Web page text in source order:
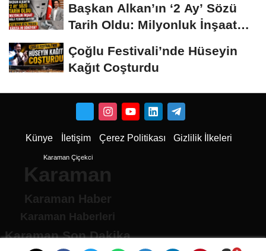
Başkan Alkan’ın ‘2 Ay’ Sözü
Tarih Oldu: Milyonluk İnşaat
Çoğlu Festivali’nde Hüseyin
Kağıt Coşturdu
Künye İletişim Çerez Politikası Gizlilik İlkeleri
Karaman Çiçekci
Karaman
Karaman Haber
Karaman Haberleri
Karaman Son Dakika